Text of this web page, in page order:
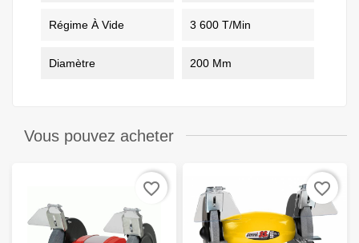
Régime À Vide 3 600 T/min
Diamètre 200 Mm
Vous pouvez acheter
favorite_border favorite_border